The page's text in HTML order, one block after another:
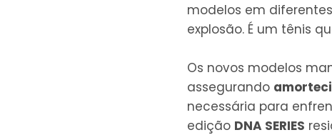
modelos em
explosão. É um tênis
Os novos modelos
assegurando
necessária para
edição DNA SERIES